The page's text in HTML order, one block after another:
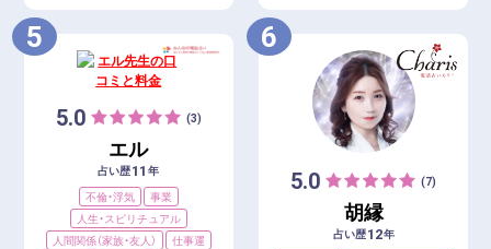
5
5.0 (3)
エル
占い歴11 年
不倫・浮気
事業
人生・スピリチュアル
人間関係（家族・友人）
仕事運
6
5.0 (7)
胡縁
占い歴12年